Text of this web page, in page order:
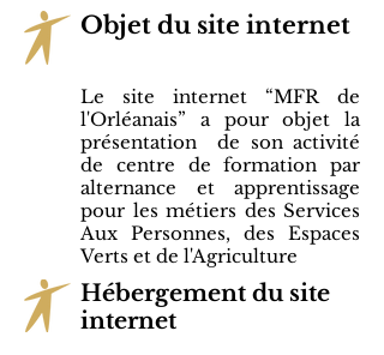
Objet du site internet
Le site internet “MFR de
l'Orléanais” a pour objet la
présentation de son activité
de centre de formation par
alternance et apprentissage
pour les métiers des Services
Aux Personnes, des Espaces
Verts et de l'Agriculture
Hébergement du site
internet